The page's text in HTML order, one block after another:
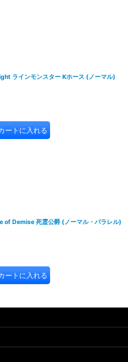
ラインモンスター Kホース (ノーマル)
ートに入れる
Demise 死霊公爵 (ノーマル・パラレル)
ートに入れる